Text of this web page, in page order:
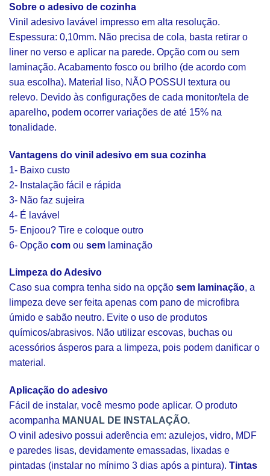
Sobre o adesivo de cozinha
Vinil adesivo lavável impresso em alta resolução.
Espessura: 0,10mm. Não precisa de cola, basta retirar o
liner no verso e aplicar na parede. Opção com ou sem
laminação. Acabamento fosco ou brilho (de acordo com
sua escolha). Material liso, NÃO POSSUI textura ou
relevo. Devido às configurações de cada monitor/tela de
aparelho, podem ocorrer variações de até 15% na
tonalidade.
Vantagens do vinil adesivo em sua cozinha
1- Baixo custo
2- Instalação fácil e rápida
3- Não faz sujeira
4- É lavável
5- Enjoou? Tire e coloque outro
6- Opção com ou sem laminação
Limpeza do Adesivo
Caso sua compra tenha sido na opção sem laminação, a
limpeza deve ser feita apenas com pano de microfibra
úmido e sabão neutro. Evite o uso de produtos
químicos/abrasivos. Não utilizar escovas, buchas ou
acessórios ásperos para a limpeza, pois podem danificar o
material.
Aplicação do adesivo
Fácil de instalar, você mesmo pode aplicar. O produto
acompanha MANUAL DE INSTALAÇÃO.
O vinil adesivo possui aderência em: azulejos, vidro, MDF
e paredes lisas, devidamente emassadas, lixadas e
pintadas (instalar no mínimo 3 dias após a pintura). Tintas